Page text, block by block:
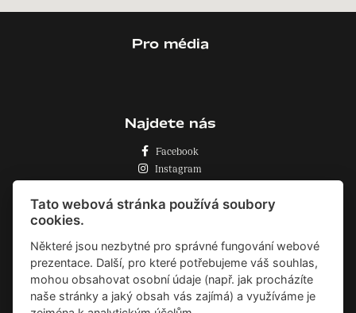
Pro média
Najdete nás
Facebook
Instagram
Tato webová stránka používá soubory
cookies.
Některé jsou nezbytné pro správné fungování webové
prezentace. Další, pro které potřebujeme váš souhlas,
mohou obsahovat osobní údaje (např. jak procházíte
naše stránky a jaký obsah vás zajímá) a využíváme je